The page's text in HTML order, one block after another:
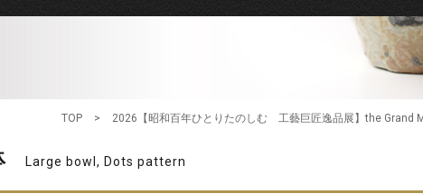
TOP > 2026【昭和百年ひとりたのしむ 工藝巨匠逸品展】the Grand
Large bowl, Dots pattern